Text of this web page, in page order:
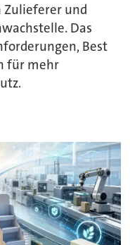
Zulieferer und
Das
Best
für mehr